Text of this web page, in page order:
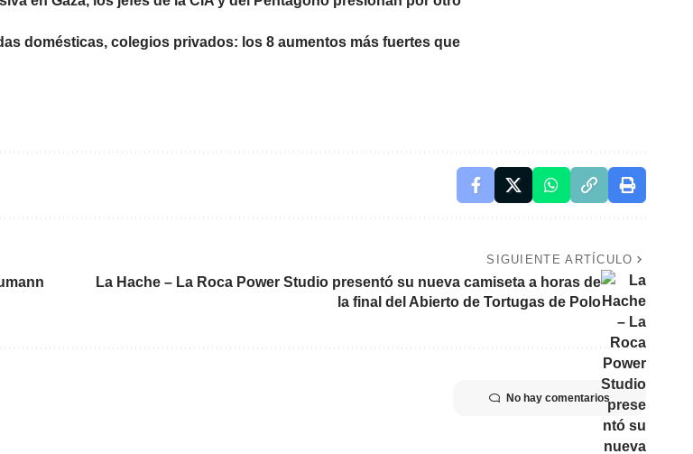
domésticas, colegios privados: los 8 aumentos más fuertes que
SIGUIENTE ARTÍCULO
La Hache – La Roca Power Studio presentó su nueva camiseta a horas de
la final del Abierto de Tortugas de Polo
No hay comentarios